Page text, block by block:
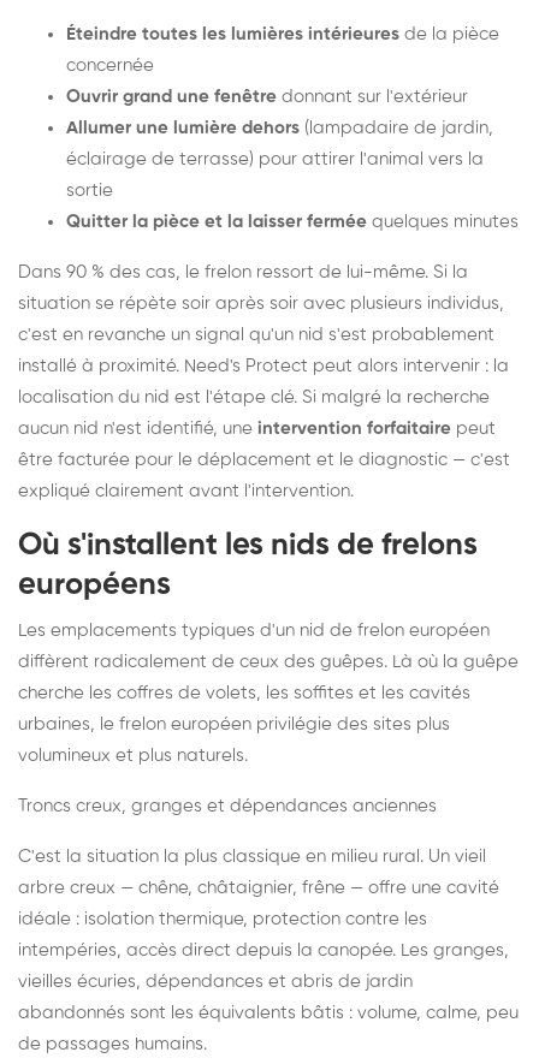
Éteindre toutes les lumières intérieures de la pièce
concernée
Ouvrir grand une fenêtre donnant sur l'extérieur
Allumer une lumière dehors (lampadaire de jardin,
éclairage de terrasse) pour attirer l'animal vers la
sortie
Quitter la pièce et la laisser fermée quelques minutes
Dans 90 % des cas, le frelon ressort de lui-même. Si la
situation se répète soir après soir avec plusieurs individus,
c'est en revanche un signal qu'un nid s'est probablement
installé à proximité. Need's Protect peut alors intervenir : la
localisation du nid est l'étape clé. Si malgré la recherche
aucun nid n'est identifié, une intervention forfaitaire peut
être facturée pour le déplacement et le diagnostic — c'est
expliqué clairement avant l'intervention.
Où s'installent les nids de frelons
européens
Les emplacements typiques d'un nid de frelon européen
diffèrent radicalement de ceux des guêpes. Là où la guêpe
cherche les coffres de volets, les soffites et les cavités
urbaines, le frelon européen privilégie des sites plus
volumineux et plus naturels.
Troncs creux, granges et dépendances anciennes
C'est la situation la plus classique en milieu rural. Un vieil
arbre creux — chêne, châtaignier, frêne — offre une cavité
idéale : isolation thermique, protection contre les
intempéries, accès direct depuis la canopée. Les granges,
vieilles écuries, dépendances et abris de jardin
abandonnés sont les équivalents bâtis : volume, calme, peu
de passages humains.